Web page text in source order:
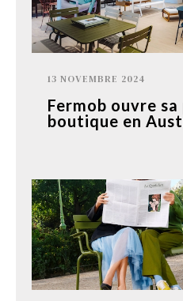
13 NOVEMBRE 2024
Fermob ouvre
boutique en